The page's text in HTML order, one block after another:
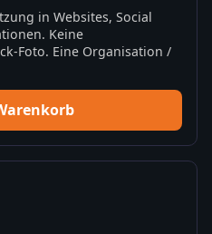
in Websites, Social
Keine
Foto. Eine Organisation /